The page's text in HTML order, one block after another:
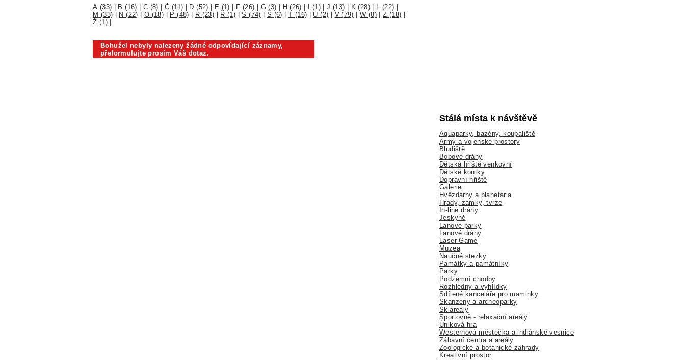
A (33) B (16) C (8) |Č (11) D (52) E (1) F (26) G (3) H (26) I (1)|J (13) K (28)| L (22)
M (33)
N (22) O (18) P (48) R (23) Ř (1) |S (74) Š (6) T (16) U (2) V (79) W (8)|Z (18)
Ž (1)|
Bohužel nebyly nalezeny žádné odpovídající záznamy,
přeformulujte prosím Váš dotaz.
Stálá místa k návštěvě
Aquaparky, bazény, koupaliště
Army a vojenské prostory
Bludiště
Bobové dráhy
Dětská hřiště venkovní
Dětské koutky
Dopravní hřiště
Galerie
Hvězdárny a planetária
Hrady, zámky, tvrze
In-line dráhy
Jeskyně
Lanové parky
Lanové dráhy
Laser Game
Muzea
Naučné stezky
Památky a památníky
Parky
Podzemní chodby
Rozhledny a vyhlídky
Sdílené kanceláře pro maminky
Skanzeny a archeoparky
Skiareály
Sportovně - relaxační areály
Úniková hra
Westernová městečka a indiánské vesnice
Zábavní centra a areály
Zoologické a botanické zahrady
Kreativní prostor